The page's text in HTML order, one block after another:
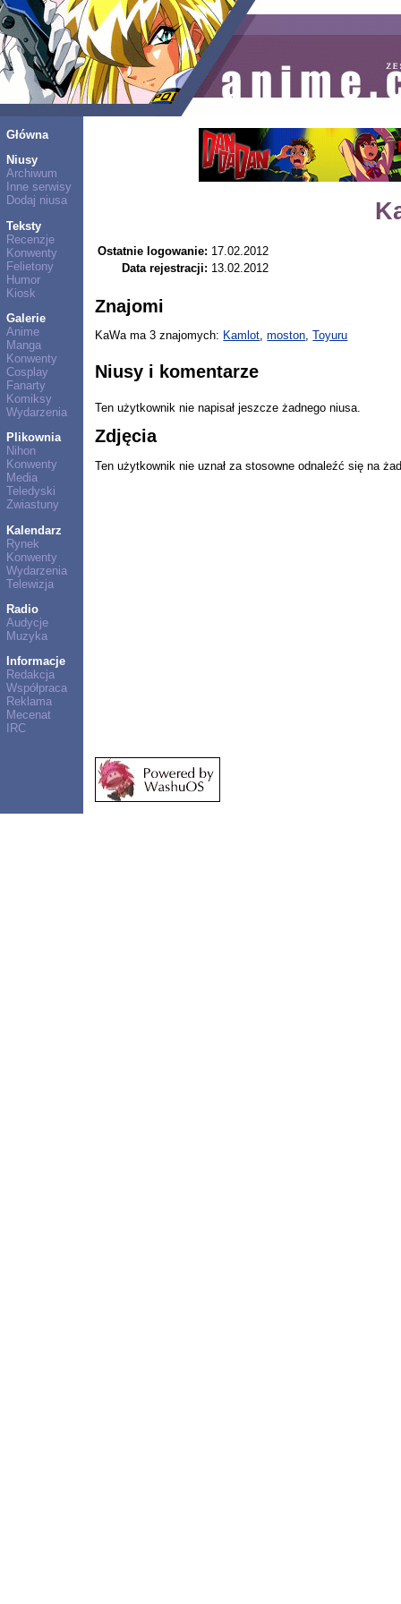
Główna
Niusy
Archiwum
Inne serwisy
Dodaj niusa
Teksty
Recenzje
Konwenty
Felietony
Humor
Kiosk
Galerie
Anime
Manga
Konwenty
Cosplay
Fanarty
Komiksy
Wydarzenia
Plikownia
Nihon
Konwenty
Media
Teledyski
Zwiastuny
Kalendarz
Rynek
Konwenty
Wydarzenia
Telewizja
Radio
Audycje
Muzyka
Informacje
Redakcja
Współpraca
Reklama
Mecenat
IRC
Ostatnie logowanie: 17.02.2012
Data rejestracji: 13.02.2012
Znajomi
KaWa ma 3 znajomych: Kamlot,moston,Toyuru
Niusy i komentarze
Ten użytkownik nie napisał jeszcze żadnego niusa.
Zdjęcia
Ten użytkownik nie uznał za stosowne odnaleźć się na